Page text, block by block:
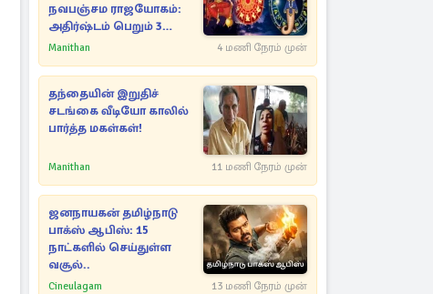
நவபஞ்சம ராஜயோகம்:
அதிர்ஷ்டம் பெறும் 3
ராசிகள்!
Manithan 4 மணி நேரம் முன்
தந்தையின் இறுதிச்
சடங்கை வீடியோ காலில்
பார்த்த மகள்கள்!
Manithan 11 மணி நேரம் முன்
ஜனநாயகன் தமிழ்நாடு
பாக்ஸ் ஆபிஸ்: 15
நாட்களில் செய்துள்ள
வசூல்..
Cineulagam 13 மணி நேரம் முன்